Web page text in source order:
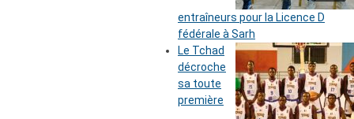
entraîneurs pour la Licence D
fédérale à Sarh
Le Tchad
décroche
sa toute
première